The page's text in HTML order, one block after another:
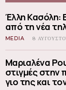
Έλλη Κασόλη:
από τη νέα
MEDIA 8
Μαριαλένα
στιγμές στην
γιο της και